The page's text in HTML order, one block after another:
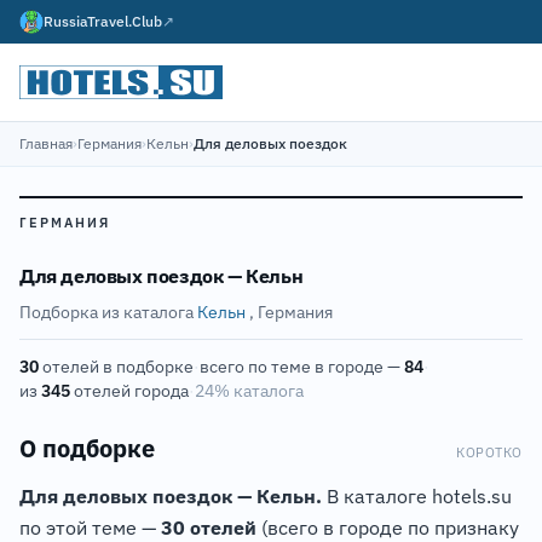
RussiaTravel.Club↗
Главная›Германия›Кельн›Для деловых поездок
ГЕРМАНИЯ
Для деловых поездок — Кельн
Подборка из каталога Кельн , Германия
30отелей в подборке·всего по теме в городе —84·
из 345отелей города·24% каталога
О подборке КОРОТКО
Для деловых поездок — Кельн. В каталоге hotels.su
по этой теме — 30 отелей (всего в городе по признаку